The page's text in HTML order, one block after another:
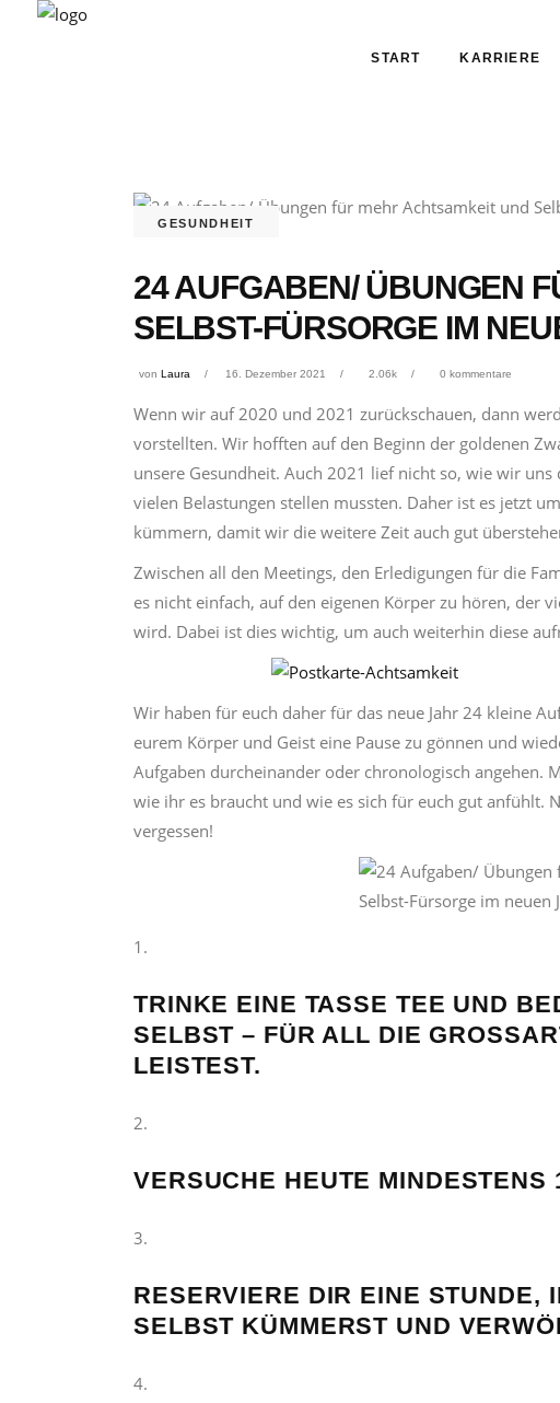
START KARRIERE
GESUNDHEIT
24 AUFGABEN/ ÜBUNGEN
SELBST-FÜRSORGE IM
von Laura 16. Dezember 2021 2.06k 0 kommentare
Wenn wir auf 2020 und 2021 zurückschauen, dann
vorstellten. Wir hofften auf den Beginn der goldenen
unsere Gesundheit. Auch 2021 lief nicht so, wie wir
vielen Belastungen stellen mussten. Daher ist es jetzt
kümmern, damit wir die weitere Zeit auch gut
Zwischen all den Meetings, den Erledigungen für die
es nicht einfach, auf den eigenen Körper zu hören, der
wird. Dabei ist dies wichtig, um auch weiterhin diese
Wir haben für euch daher für das neue Jahr 24 kleine
eurem Körper und Geist eine Pause zu gönnen und
Aufgaben durcheinander oder chronologisch angehen.
wie ihr es braucht und wie es sich für euch gut anfühlt.
vergessen!
TRINKE EINE TASSE TEE UND
SELBST – FÜR ALL DIE
EISTEST.
VERSUCHE HEUTE
RESERVIERE DIR EINE STUNDE,
SELBST KÜMMERST UND